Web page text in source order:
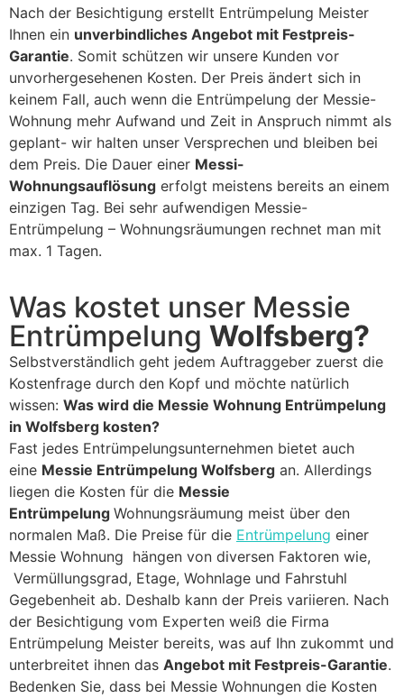
Nach der Besichtigung erstellt Entrümpelung Meister
Ihnen ein unverbindliches Angebot mit Festpreis-
Garantie. Somit schützen wir unsere Kunden vor
unvorhergesehenen Kosten. Der Preis ändert sich in
keinem Fall, auch wenn die Entrümpelung der Messie-
Wohnung mehr Aufwand und Zeit in Anspruch nimmt als
geplant- wir halten unser Versprechen und bleiben bei
dem Preis. Die Dauer einer Messi-
Wohnungsauflösung erfolgt meistens bereits an einem
einzigen Tag. Bei sehr aufwendigen Messie-
Entrümpelung – Wohnungsräumungen rechnet man mit
max. 1 Tagen.
Was kostet unser Messie
Entrümpelung Wolfsberg?
Selbstverständlich geht jedem Auftraggeber zuerst die
Kostenfrage durch den Kopf und möchte natürlich
wissen: Was wird die Messie Wohnung Entrümpelung
in Wolfsberg kosten?
Fast jedes Entrümpelungsunternehmen bietet auch
eine Messie Entrümpelung Wolfsberg an. Allerdings
liegen die Kosten für die Messie
Entrümpelung Wohnungsräumung meist über den
normalen Maß. Die Preise für die Entrümpelung einer
Messie Wohnung hängen von diversen Faktoren wie,
Vermüllungsgrad, Etage, Wohnlage und Fahrstuhl
Gegebenheit ab. Deshalb kann der Preis variieren. Nach
der Besichtigung vom Experten weiß die Firma
Entrümpelung Meister bereits, was auf Ihn zukommt und
unterbreitet ihnen das Angebot mit Festpreis-Garantie.
Bedenken Sie, dass bei Messie Wohnungen die Kosten